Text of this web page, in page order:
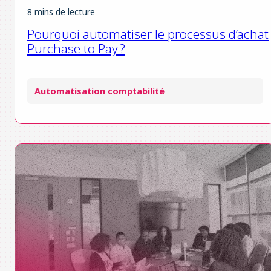
8 mins de lecture
Pourquoi automatiser le processus d’achat
Purchase to Pay ?
Automatisation comptabilité